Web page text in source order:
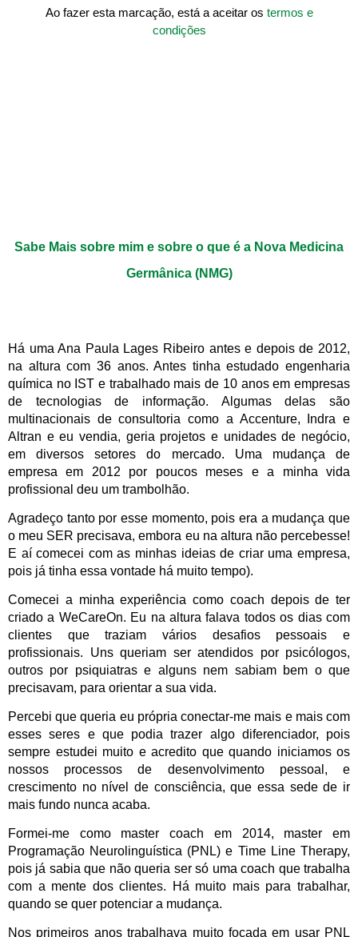
Ao fazer esta marcação, está a aceitar os termos e
condições
Sabe Mais sobre mim e sobre o que é a Nova Medicina
Germânica (NMG)
Há uma Ana Paula Lages Ribeiro antes e depois de 2012,
na altura com 36 anos. Antes tinha estudado engenharia
química no IST e trabalhado mais de 10 anos em empresas
de tecnologias de informação. Algumas delas são
multinacionais de consultoria como a Accenture, Indra e
Altran e eu vendia, geria projetos e unidades de negócio,
em diversos setores do mercado. Uma mudança de
empresa em 2012 por poucos meses e a minha vida
profissional deu um trambolhão.
Agradeço tanto por esse momento, pois era a mudança que
o meu SER precisava, embora eu na altura não percebesse!
E aí comecei com as minhas ideias de criar uma empresa,
pois já tinha essa vontade há muito tempo).
Comecei a minha experiência como coach depois de ter
criado a WeCareOn. Eu na altura falava todos os dias com
clientes que traziam vários desafios pessoais e
profissionais. Uns queriam ser atendidos por psicólogos,
outros por psiquiatras e alguns nem sabiam bem o que
precisavam, para orientar a sua vida.
Percebi que queria eu própria conectar-me mais e mais com
esses seres e que podia trazer algo diferenciador, pois
sempre estudei muito e acredito que quando iniciamos os
nossos processos de desenvolvimento pessoal, e
crescimento no nível de consciência, que essa sede de ir
mais fundo nunca acaba.
Formei-me como master coach em 2014, master em
Programação Neurolinguística (PNL) e Time Line Therapy,
pois já sabia que não queria ser só uma coach que trabalha
com a mente dos clientes. Há muito mais para trabalhar,
quando se quer potenciar a mudança.
Nos primeiros anos trabalhava muito focada em usar PNL